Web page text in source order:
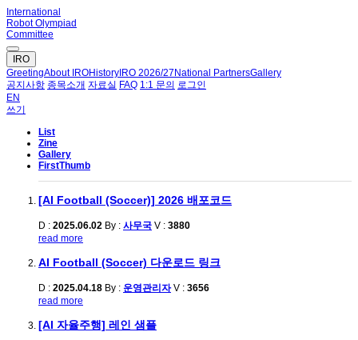
International
Robot Olympiad
Committee
IRO
GreetingAbout IROHistory IRO 2026/27 National PartnersGallery
공지사항 종목소개 자료실 FAQ 1:1 문의 로그인
EN
쓰기
List
Zine
Gallery
FirstThumb
[AI Football (Soccer)] 2026 배포코드
D : 2025.06.02 By : 사무국 V : 3880
read more
AI Football (Soccer) 다운로드 링크
D : 2025.04.18 By : 운영관리자 V : 3656
read more
[AI 자율주행] 레인 샘플